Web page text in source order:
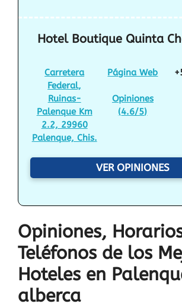
Hotel Boutique Quinta
Carretera
Federal,
Ruinas-
Palenque Km
2.2, 29960
Palenque, Chis.
Página Web
Opiniones
(4.6/5)
VER OPINIONES
Opiniones,
Teléfonos de los
Hoteles en
alberca